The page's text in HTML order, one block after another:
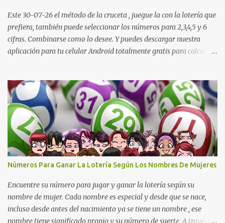
Lotería de Huila: 2 9 4 4 6 1 1 7 Lotería De Manizales: 0 7 1 8 3 0 ...
Este 30-07-26 el método de la cruceta , juegue la con la lotería que
prefiera, también puede seleccionar los números para 2,3,4,5 y 6
cifras. Combinarse como lo desee. Y puedes descargar nuestra
aplicación para tu celular Android totalmente gratis para calcular
2026. La cruceta le da la oportunidad de escoger o combinar los
números del día para jugar en la lotería de cualquier país. Son
muchos los resultados exitosos de este sistema. Aplique este
sistema en loterías como Powerball, Baloto, Miloto , chances de
Colombia, Nacional, Cash y otras-Pruebe usted mismo y se
sorprenderá de sus resultados. La explicación gráfica de abajo,
además de enseñarle a re alizar la cruceta le muestra varias
combinaciones muy interesantes para que juegue su lotería
preferida. Los pasos a ...
Números Para Ganar La Lotería Según Los Nombres De Mujeres
Encuentre su número para jugar y ganar la lotería según su
nombre de mujer. Cada nombre es especial y desde que se nace,
incluso desde antes del nacimiento ya se tiene un nombre , ese
nombre tiene significado propio y su número de suerte. A través